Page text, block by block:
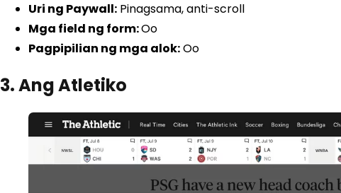
Uri ng Paywall: Pinagsama, anti-scroll
Mga field ng form:Oo
Pagpipilian ng mga alok:Oo
3. Ang Atletiko